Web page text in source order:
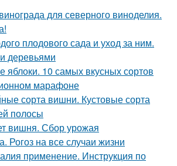
для северного виноделия.
плодового сада и уход за ним.
деревьями
10 самых вкусных сортов
марафоне
сорта вишни. Кустовые сорта
полосы
вишня. Сбор урожая
Рогоз на все случаи жизни
применение. Инструкция по